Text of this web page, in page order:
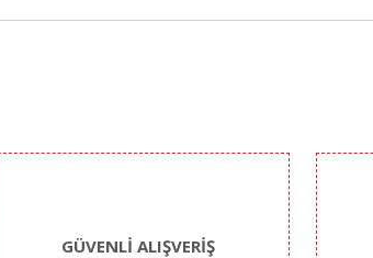
ve diğer konularda yetersiz gördüğünüz noktaları
GÜVENLİ ALIŞVERİŞ